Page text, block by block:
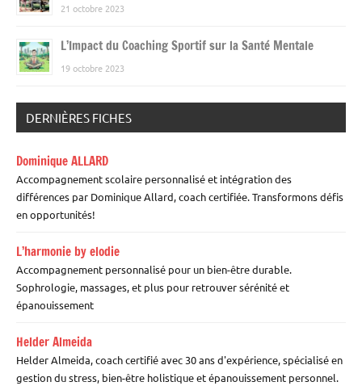
21 octobre 2023
L’Impact du Coaching Sportif sur la Santé Mentale
19 octobre 2023
DERNIÈRES FICHES
Dominique ALLARD
Accompagnement scolaire personnalisé et intégration des
différences par Dominique Allard, coach certifiée. Transformons défis
en opportunités!
L’harmonie by elodie
Accompagnement personnalisé pour un bien-être durable.
Sophrologie, massages, et plus pour retrouver sérénité et
épanouissement
Helder Almeida
Helder Almeida, coach certifié avec 30 ans d'expérience, spécialisé en
gestion du stress, bien-être holistique et épanouissement personnel.